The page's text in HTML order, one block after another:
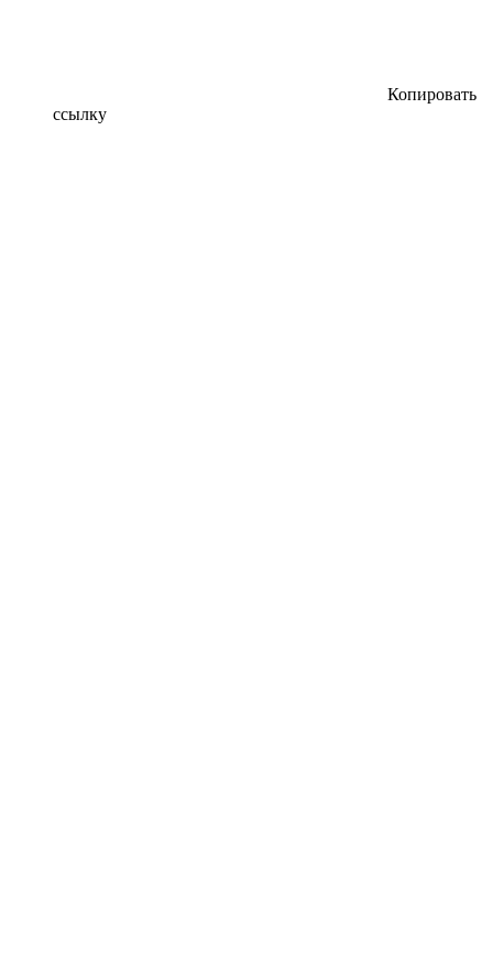
Копировать
ссылку